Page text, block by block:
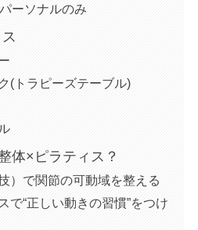
ーソナルのみ
(トラピーズテーブル)
体×ピラティス？
）で関節の可動域を整える
で“正しい動きの習慣”をつけ